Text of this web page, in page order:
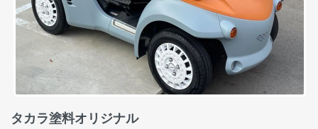
タカラ塗料オリジナル